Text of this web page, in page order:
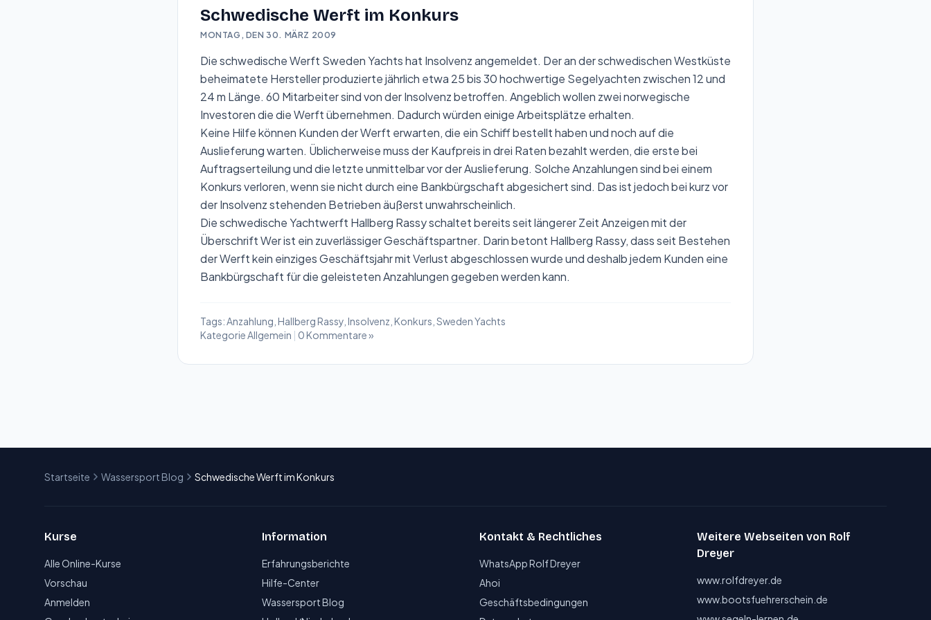
Schwedische Werft im Konkurs
MONTAG, DEN 30. MÄRZ 2009
Die schwedische Werft Sweden Yachts hat Insolvenz angemeldet. Der an der schwedischen Westküste
beheimatete Hersteller produzierte jährlich etwa 25 bis 30 hochwertige Segelyachten zwischen 12 und
24 m Länge. 60 Mitarbeiter sind von der Insolvenz betroffen. Angeblich wollen zwei norwegische
Investoren die die Werft übernehmen. Dadurch würden einige Arbeitsplätze erhalten.
Keine Hilfe können Kunden der Werft erwarten, die ein Schiff bestellt haben und noch auf die
Auslieferung warten. Üblicherweise muss der Kaufpreis in drei Raten bezahlt werden, die erste bei
Auftragserteilung und die letzte unmittelbar vor der Auslieferung. Solche Anzahlungen sind bei einem
Konkurs verloren, wenn sie nicht durch eine Bankbürgschaft abgesichert sind. Das ist jedoch bei kurz vor
der Insolvenz stehenden Betrieben äußerst unwahrscheinlich.
Die schwedische Yachtwerft Hallberg Rassyschaltet bereits seit längerer Zeit Anzeigen mit der
ÜberschriftWer ist ein zuverlässiger Geschäftspartner. Darin betont Hallberg Rassy, dass seit Bestehen
der Werft kein einziges Geschäftsjahr mit Verlust abgeschlossen wurde und deshalb jedem Kunden eine
Bankbürgschaft für die geleisteten Anzahlungen gegeben werden kann.
Tags:Anzahlung Hallberg Rassy Insolvenz Konkurs Sweden Yachts
KategorieAllgemein | 0 Kommentare »
Startseite Wassersport Blog Schwedische Werft im Konkurs
Kurse
Alle Online-Kurse
Vorschau
Anmelden
Information
Erfahrungsberichte
Hilfe-Center
Wassersport Blog
Kontakt & Rechtliches
WhatsApp Rolf Dreyer
Ahoi
Geschäftsbedingungen
Weitere Webseiten von Rolf
Dreyer
www.rolfdreyer.de
www.bootsfuehrerschein.de